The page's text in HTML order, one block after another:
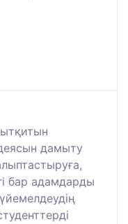
дамыту
бар адамдарды